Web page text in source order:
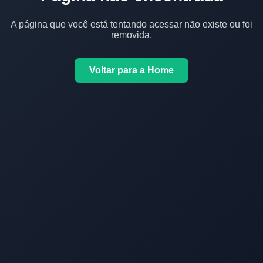
A página que você está tentando acessar não existe ou foi
removida.
Voltar para a Home